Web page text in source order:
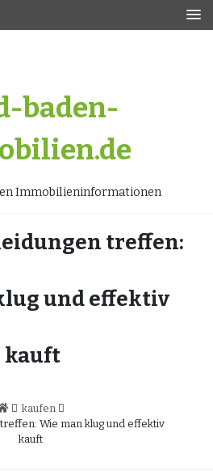
baden-
Immobilieninformationen
treffen:
und effektiv
kauft
kaufen
Wie man klug und effektiv
kauft